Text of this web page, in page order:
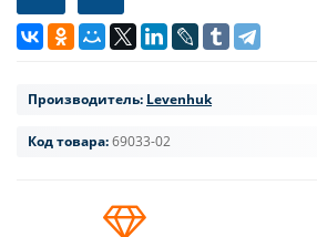
Производитель: Levenhuk
Код товара:69033-02